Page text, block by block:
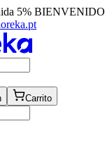
5% BIENVENIDO
Carrito